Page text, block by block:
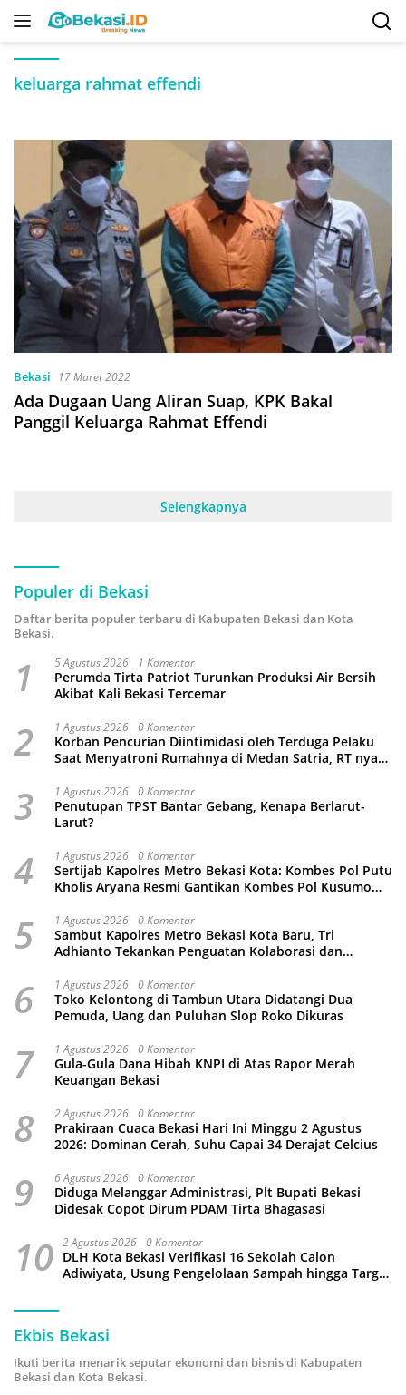
Langsung
keluarga rahmat effendi
Bekasi 17 Maret 2022
Ada Dugaan Uang Aliran Suap, KPK Bakal
Panggil Keluarga Rahmat Effendi
Selengkapnya
Populer di Bekasi
Daftar berita populer terbaru di Kabupaten Bekasi dan Kota
Bekasi.
1 5 Agustus 2026 1 Komentar
Perumda Tirta Patriot Turunkan Produksi Air Bersih
Akibat Kali Bekasi Tercemar
2 1 Agustus 2026 0 Komentar
Korban Pencurian Diintimidasi oleh Terduga Pelaku
Saat Menyatroni Rumahnya di Medan Satria, RT nya
3 1 Agustus 2026 0 Komentar
Penutupan TPST Bantar Gebang, Kenapa Berlarut-
Larut?
4 1 Agustus 2026 0 Komentar
Sertijab Kapolres Metro Bekasi Kota: Kombes Pol Putu
Kholis Aryana Resmi Gantikan Kombes Pol Kusumo
5 1 Agustus 2026 0 Komentar
Sambut Kapolres Metro Bekasi Kota Baru, Tri
Adhianto Tekankan Penguatan Kolaborasi dan
6 1 Agustus 2026 0 Komentar
Toko Kelontong di Tambun Utara Didatangi Dua
Pemuda, Uang dan Puluhan Slop Roko Dikuras
7 1 Agustus 2026 0 Komentar
Gula-Gula Dana Hibah KNPI di Atas Rapor Merah
Keuangan Bekasi
8 2 Agustus 2026 0 Komentar
Prakiraan Cuaca Bekasi Hari Ini Minggu 2 Agustus
2026: Dominan Cerah, Suhu Capai 34 Derajat Celcius
9 6 Agustus 2026 0 Komentar
Diduga Melanggar Administrasi, Plt Bupati Bekasi
Didesak Copot Dirum PDAM Tirta Bhagasasi
10 2 Agustus 2026 0 Komentar
DLH Kota Bekasi Verifikasi 16 Sekolah Calon
Adiwiyata, Usung Pengelolaan Sampah hingga Target
Ekbis Bekasi
Ikuti berita menarik seputar ekonomi dan bisnis di Kabupaten
Bekasi dan Kota Bekasi.